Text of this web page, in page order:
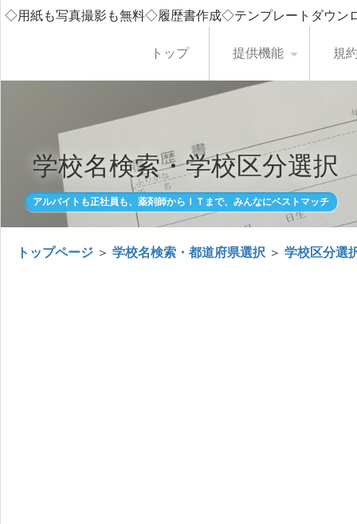
◇用紙も写真撮影も無料◇履歴書作成◇テンプレートダウ
トップ 提供機能 規
学校名検索・学校区分選択
アルバイトも正社員も、薬剤師からＩＴまで、みんなにベストマッチ
トップページ ＞ 学校名検索・都道府県選択 ＞ 学校区分選